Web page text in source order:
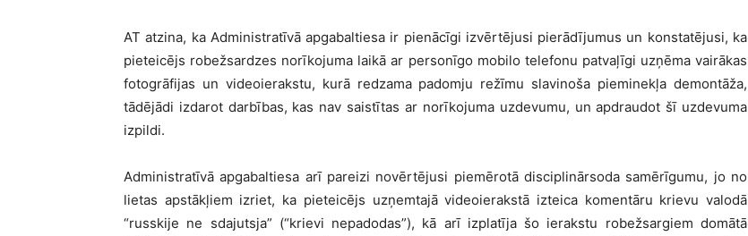
AT atzina, ka Administratīvā apgabaltiesa ir pienācīgi izvērtējusi pierādījumus un konstatējusi, ka
pieteicējs robežsardzes norīkojuma laikā ar personīgo mobilo telefonu patvaļīgi uzņēma vairākas
fotogrāfijas un videoierakstu, kurā redzama padomju režīmu slavinoša pieminekļa demontāža,
tādējādi izdarot darbības, kas nav saistītas ar norīkojuma uzdevumu, un apdraudot šī uzdevuma
izpildi.
Administratīvā apgabaltiesa arī pareizi novērtējusi piemērotā disciplinārsoda samērīgumu, jo no
lietas apstākļiem izriet, ka pieteicējs uzņemtajā videoierakstā izteica komentāru krievu valodā
“russkije ne sdajutsja” (“krievi nepadodas”), kā arī izplatīja šo ierakstu robežsargiem domātā